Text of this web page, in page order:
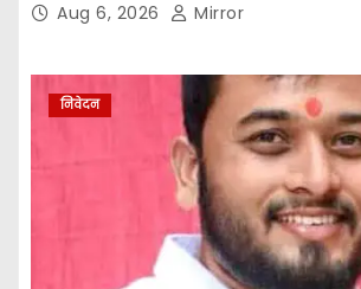
Aug 6, 2026 Mirror
निवेदन